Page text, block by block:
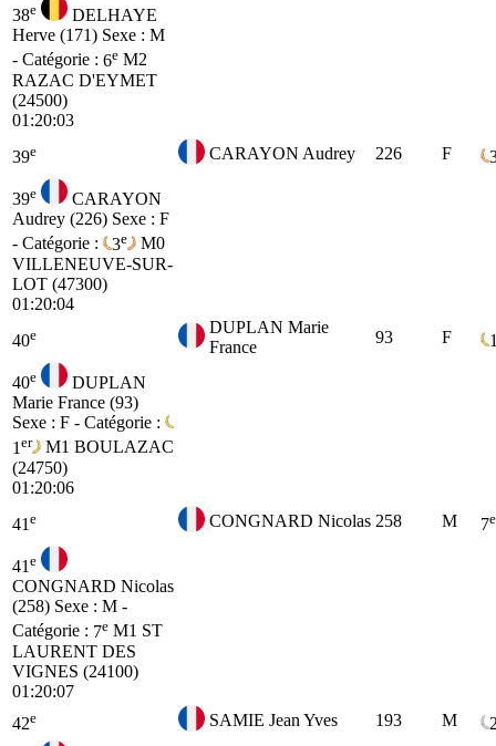
38e
DELHAYE
Herve (171) Sexe : M
- Catégorie : 6e M2
RAZAC D'EYMET
(24500)
01:20:03
39e CARAYON Audrey 226 F
39e
CARAYON
Audrey (226) Sexe : F
- Catégorie :
3e
M0
VILLENEUVE-SUR-
LOT (47300)
01:20:04
40e
DUPLAN Marie
France
93 F
40e
DUPLAN
Marie France (93)
Sexe : F - Catégorie :
1 er M1 BOULAZAC
(24750)
01:20:06
41 e CONGNARD Nicolas 258 M 7e
41 e
CONGNARD Nicolas
(258) Sexe : M -
Catégorie : 7e M1 ST
LAURENT DES
VIGNES (24100)
01:20:07
42e SAMIE Jean Yves 193 M